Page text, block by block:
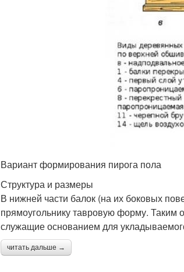
Вариант формирования пирога пола
Структура и размеры
В нижней части балок (на их боковых
прямоугольнику тавровую форму. Таким
служащие основанием для
читать дальше →